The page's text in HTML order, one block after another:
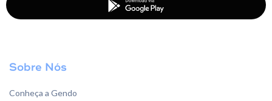
Sobre Nós
Conheça a Gendo